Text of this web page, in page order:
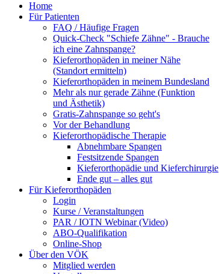
Home
Für Patienten
FAQ / Häufige Fragen
Quick-Check "Schiefe Zähne" - Brauche
ich eine Zahnspange?
Kieferorthopäden in meiner Nähe
(Standort ermitteln)
Kieferorthopäden in meinem Bundesland
Mehr als nur gerade Zähne (Funktion
und Ästhetik)
Gratis-Zahnspange so geht's
Vor der Behandlung
Kieferorthopädische Therapie
Abnehmbare Spangen
Festsitzende Spangen
Kieferorthopädie und Kieferchirurgie
Ende gut – alles gut
Für Kieferorthopäden
Login
Kurse / Veranstaltungen
PAR / IOTN Webinar (Video)
ABO-Qualifikation
Online-Shop
Über den VÖK
Mitglied werden